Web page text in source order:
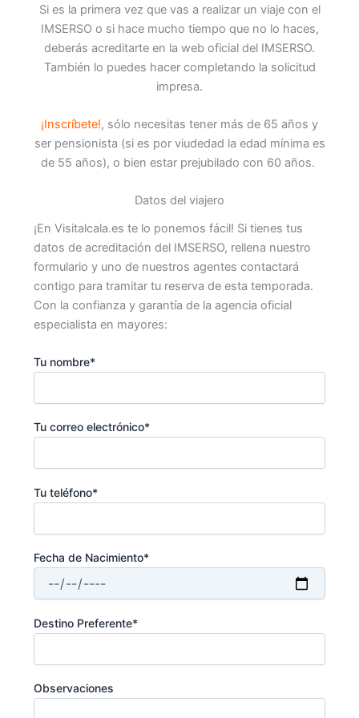
Si es la primera vez que vas a realizar un viaje con el
IMSERSO o si hace mucho tiempo que no lo haces,
deberás acreditarte en la web oficial del IMSERSO.
También lo puedes hacer completando la solicitud
impresa.
¡Inscríbete!, sólo necesitas tener más de 65 años y
ser pensionista (si es por viudedad la edad mínima es
de 55 años), o bien estar prejubilado con 60 años.
Datos del viajero
¡En Visitalcala.es te lo ponemos fácil! Si tienes tus
datos de acreditación del IMSERSO, rellena nuestro
formulario y uno de nuestros agentes contactará
contigo para tramitar tu reserva de esta temporada.
Con la confianza y garantía de la agencia oficial
especialista en mayores:
Tu nombre*
Tu correo electrónico*
Tu teléfono*
Fecha de Nacimiento*
Destino Preferente*
Observaciones